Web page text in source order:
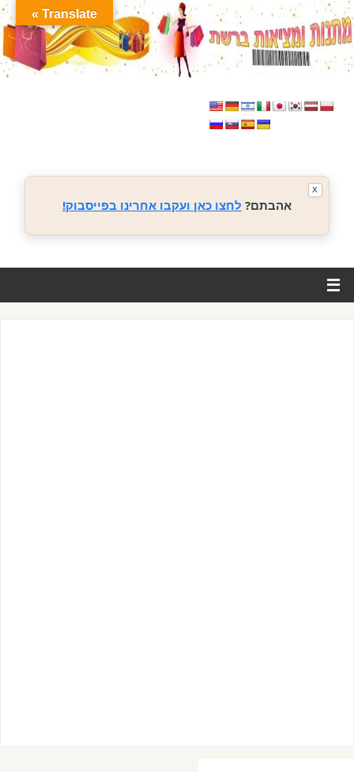
אהבתם? לחצו כאן ועקבו אחרינו בפייסבוק!
X
Translate »